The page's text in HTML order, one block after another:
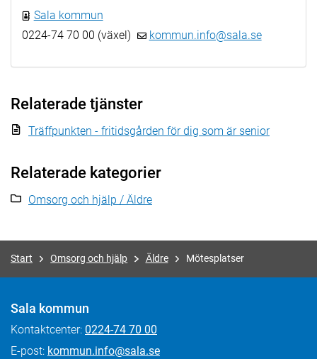
Sala kommun
0224-74 70 00 (växel)
kommun.info@sala.se
Relaterade tjänster
Träffpunkten - fritidsgården för dig som är senior
Relaterade kategorier
Omsorg och hjälp / Äldre
Start Omsorg och hjälp Äldre Mötesplatser
Sala kommun
Kontaktcenter: 0224-74 70 00
E-post: kommun.info@sala.se